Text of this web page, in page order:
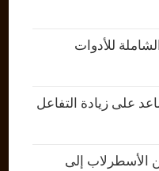
للأدوات
على زيادة التفاعل
الأسطرلاب إلى